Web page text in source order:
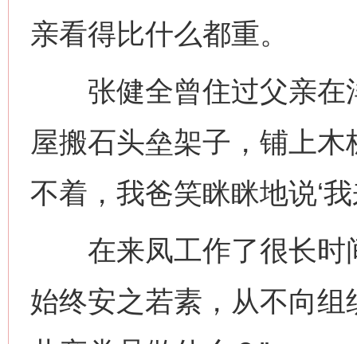
亲看得比什么都重。
张健全曾住过父亲在
屋搬石头垒架子，铺上
不着，我爸笑眯眯地说‘
在来凤工作了很长时
始终安之若素，从不向组